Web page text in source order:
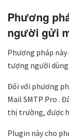
Phương
người gửi
Phương pháp
tượng người dùng
Đối với phương
Mail SMTP Pro .
thị trường, được
Plugin này cho